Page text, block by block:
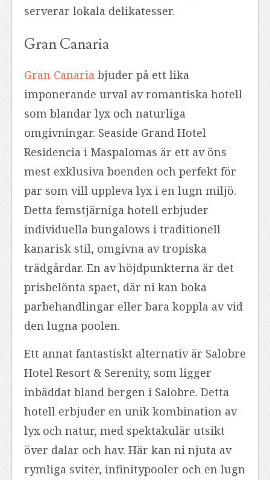
serverar lokala delikatesser.
Gran Canaria
Gran Canaria bjuder på ett lika
imponerande urval av romantiska hotell
som blandar lyx och naturliga
omgivningar. Seaside Grand Hotel
Residencia i Maspalomas är ett av öns
mest exklusiva boenden och perfekt för
par som vill uppleva lyx i en lugn miljö.
Detta femstjärniga hotell erbjuder
individuella bungalows i traditionell
kanarisk stil, omgivna av tropiska
trädgårdar. En av höjdpunkterna är det
prisbelönta spaet, där ni kan boka
parbehandlingar eller bara koppla av vid
den lugna poolen.
Ett annat fantastiskt alternativ är Salobre
Hotel Resort & Serenity, som ligger
inbäddat bland bergen i Salobre. Detta
hotell erbjuder en unik kombination av
lyx och natur, med spektakulär utsikt
över dalar och hav. Här kan ni njuta av
rymliga sviter, infinitypooler och en lugn